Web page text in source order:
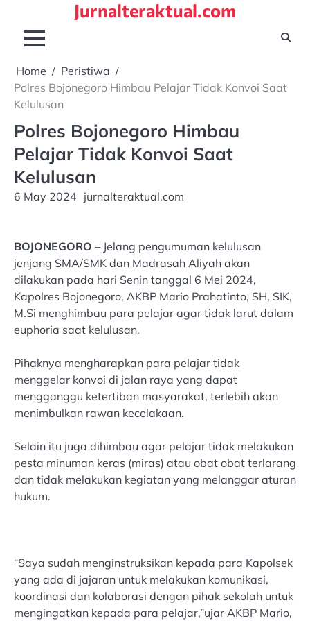
content
Jurnalteraktual.com
Home
Peristiwa
Polres Bojonegoro Himbau Pelajar Tidak Konvoi Saat
Kelulusan
Polres Bojonegoro Himbau
Pelajar Tidak Konvoi Saat
Kelulusan
6 May 2024 jurnalteraktual.com
BOJONEGORO – Jelang pengumuman kelulusan
jenjang SMA/SMK dan Madrasah Aliyah akan
dilakukan pada hari Senin tanggal 6 Mei 2024,
Kapolres Bojonegoro, AKBP Mario Prahatinto, SH, SIK,
M.Si menghimbau para pelajar agar tidak larut dalam
euphoria saat kelulusan.
Pihaknya mengharapkan para pelajar tidak
menggelar konvoi di jalan raya yang dapat
mengganggu ketertiban masyarakat, terlebih akan
menimbulkan rawan kecelakaan.
Selain itu juga dihimbau agar pelajar tidak melakukan
pesta minuman keras (miras) atau obat obat terlarang
dan tidak melakukan kegiatan yang melanggar aturan
hukum.
“Saya sudah menginstruksikan kepada para Kapolsek
yang ada di jajaran untuk melakukan komunikasi,
koordinasi dan kolaborasi dengan pihak sekolah untuk
mengingatkan kepada para pelajar,”ujar AKBP Mario,